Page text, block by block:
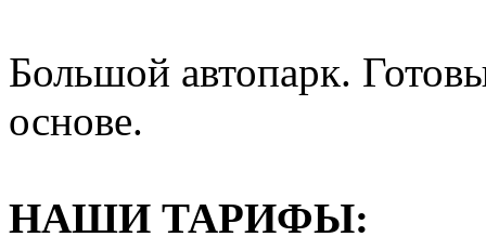
Большой автопарк.
основе.
НАШИ ТАРИФЫ: